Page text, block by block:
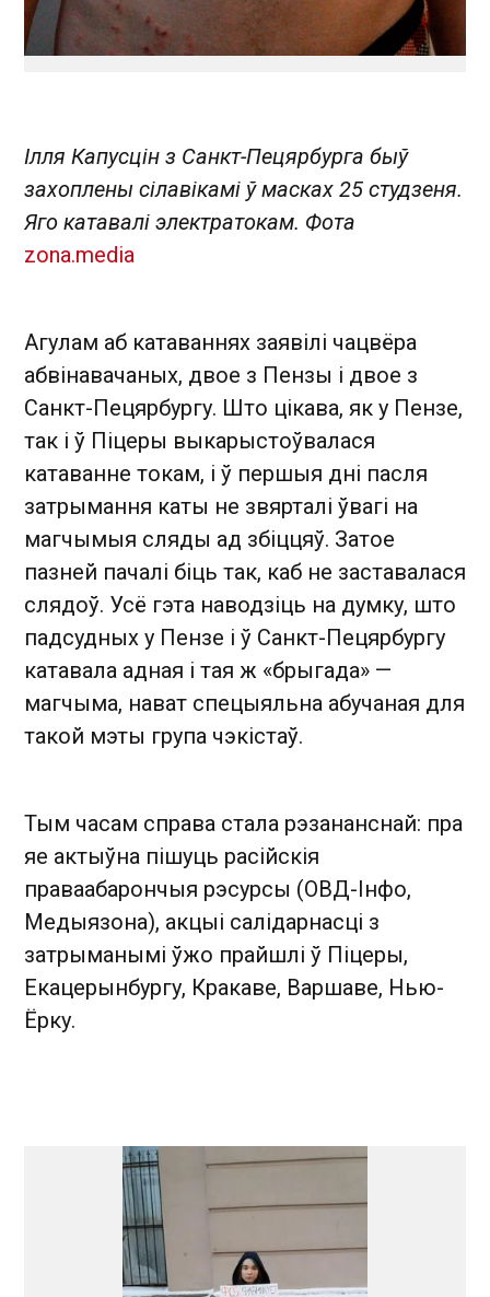
Ілля Капусцін з Санкт-Пецярбурга быў
захоплены сілавікамі ў масках 25 студзеня.
Яго катавалі электратокам. Фота
zona.media
Агулам аб катаваннях заявілі чацвёра
абвінавачаных, двое з Пензы і двое з
Санкт-Пецярбургу. Што цікава, як у Пензе,
так і ў Піцеры выкарыстоўвалася
катаванне токам, і ў першыя дні пасля
затрымання каты не звярталі ўвагі на
магчымыя сляды ад збіццяў. Затое
пазней пачалі біць так, каб не заставалася
слядоў. Усё гэта наводзіць на думку, што
падсудных у Пензе і ў Санкт-Пецярбургу
катавала адная і тая ж «брыгада» —
магчыма, нават спецыяльна абучаная для
такой мэты група чэкістаў.
Тым часам справа стала рэзананснай: пра
яе актыўна пішуць расійскія
праваабарончыя рэсурсы (ОВД-Інфо,
Медыязона), акцыі салідарнасці з
затрыманымі ўжо прайшлі ў Піцеры,
Екацерынбургу, Кракаве, Варшаве, Нью-
Ёрку.